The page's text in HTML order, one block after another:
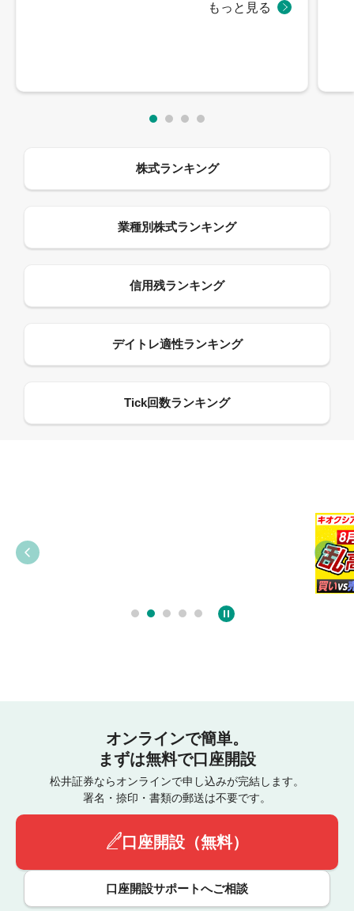
オンラインで簡単。
まずは無料で口座開設
松井証券ならオンラインで申し込みが完結します。
署名・捺印・書類の郵送は不要です。
口座開設（無料）
口座開設サポートへご相談